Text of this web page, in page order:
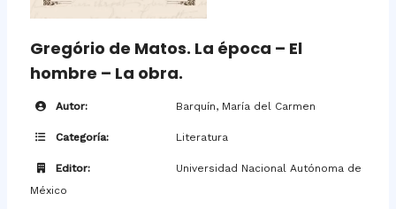
Gregório de Matos. La época – El
hombre – La obra.
Autor: Barquín, María del Carmen
Categoría: Literatura
Editor:
Universidad Nacional Autónoma de
México